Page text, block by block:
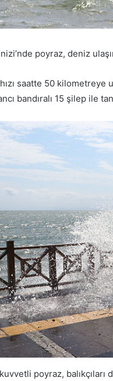
poyraz, deniz
hızı saatte 50
bandıralı 15 şilep ile
poyraz,